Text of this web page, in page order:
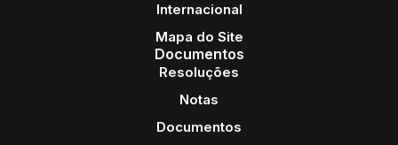
Internacional
Mapa do Site
Documentos
Resoluções
Notas
Documentos